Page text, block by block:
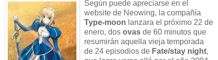
Según puede apreciarse en el
website de Neowing, la compañía
Type-moon lanzara el próximo 22 de
enero, dos ovas de 60 minutos que
resumirán aquella vieja temporada
de 24 episodios de Fate/stay night,